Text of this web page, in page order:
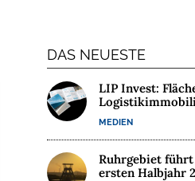
DAS NEUESTE
LIP Invest:
MEDIEN
Ruhrgebiet
ersten Halbjahr